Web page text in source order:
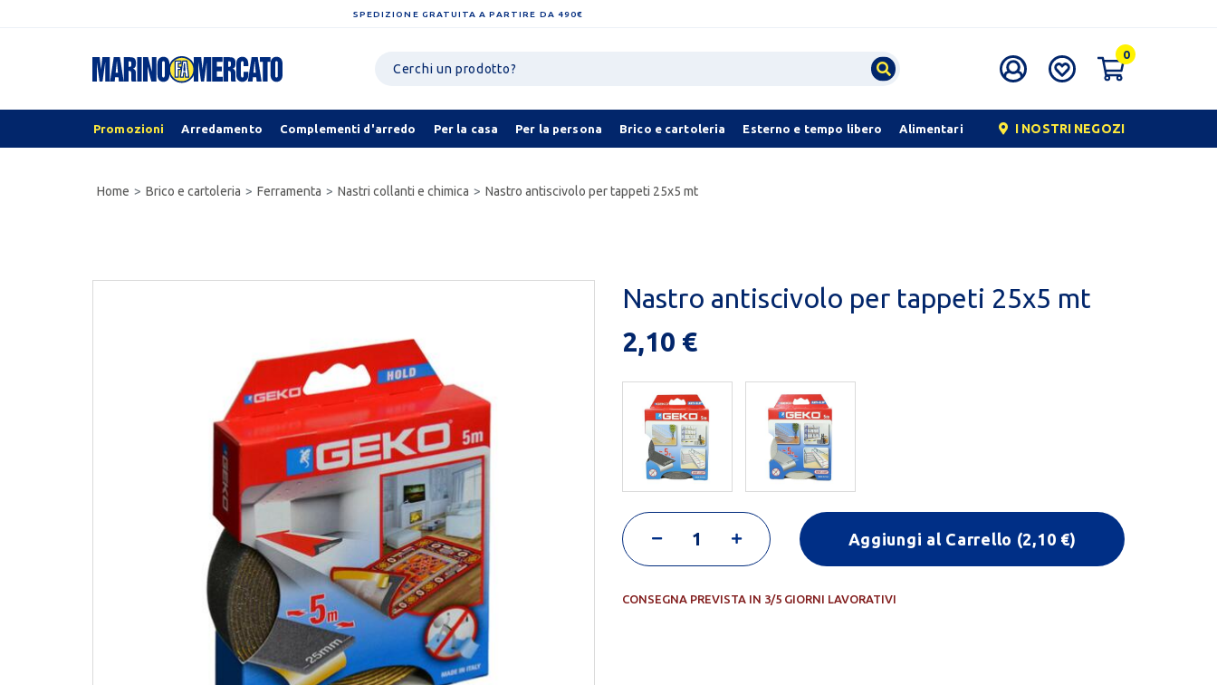
SPEDIZIONE GRATUITA A PARTIRE DA 490€
0
Promozioni Arredamento Complementi d'arredo Per la casa Per la persona Brico e cartoleria Esterno e tempo libero Alimentari I NOSTRI NEGOZI
Home Brico e cartoleria Ferramenta Nastri collanti e chimica Nastro antiscivolo per tappeti 25x5 mt
Nastro antiscivolo per tappeti 25x5 mt
2,10 €
Aggiungi al Carrello (2,10 €)
CONSEGNA PREVISTA IN 3/5 GIORNI LAVORATIVI